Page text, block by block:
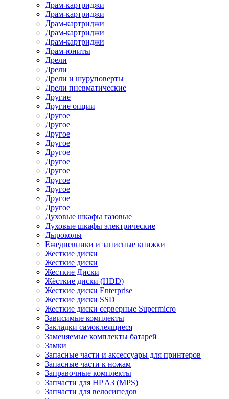
Драм-картриджи
Драм-картриджи
Драм-картриджи
Драм-картриджи
Драм-картриджи
Драм-юниты
Дрели
Дрели
Дрели и шуруповерты
Дрели пневматические
Другие
Другие опции
Другое
Другое
Другое
Другое
Другое
Другое
Другое
Другое
Другое
Другое
Другое
Духовые шкафы газовые
Духовые шкафы электрические
Дыроколы
Ежедневники и записные книжки
Жесткие диски
Жесткие диски
Жесткие Диски
Жёсткие диски (HDD)
Жесткие диски Enterprise
Жесткие диски SSD
Жесткие диски серверные Supermicro
Зависимые комплекты
Закладки самоклеящиеся
Заменяемые комплекты батарей
Замки
Запасные части и аксессуары для принтеров
Запасные части к ножам
Заправочные комплекты
Запчасти для HP A3 (MPS)
Запчасти для велосипедов